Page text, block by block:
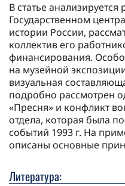
В статье
Государственном
истории России,
коллектив его
финансирования.
на музейной
визуальная
подробно рассмотрен
«Пресня» и конфликт
отдела, которая была
событий 1993 г. На
описаны основные
Литература: